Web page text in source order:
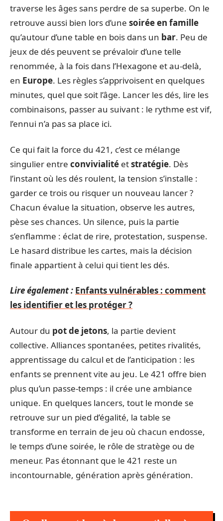
traverse les âges sans perdre de sa superbe. On le
retrouve aussi bien lors d’une soirée en famille
qu’autour d’une table en bois dans un bar. Peu de
jeux de dés peuvent se prévaloir d’une telle
renommée, à la fois dans l’Hexagone et au-delà,
en Europe. Les règles s’apprivoisent en quelques
minutes, quel que soit l’âge. Lancer les dés, lire les
combinaisons, passer au suivant : le rythme est vif,
l’ennui n’a pas sa place ici.
Ce qui fait la force du 421, c’est ce mélange
singulier entre convivialité etstratégie. Dès
l’instant où les dés roulent, la tension s’installe :
garder ce trois ou risquer un nouveau lancer ?
Chacun évalue la situation, observe les autres,
pèse ses chances. Un silence, puis la partie
s’enflamme : éclat de rire, protestation, suspense.
Le hasard distribue les cartes, mais la décision
finale appartient à celui qui tient les dés.
Lire également : Enfants vulnérables : comment
les identifier et les protéger ?
Autour du pot de jetons, la partie devient
collective. Alliances spontanées, petites rivalités,
apprentissage du calcul et de l’anticipation : les
enfants se prennent vite au jeu. Le 421 offre bien
plus qu’un passe-temps : il crée une ambiance
unique. En quelques lancers, tout le monde se
retrouve sur un pied d’égalité, la table se
transforme en terrain de jeu où chacun endosse,
le temps d’une soirée, le rôle de stratège ou de
meneur. Pas étonnant que le 421 reste un
incontournable, génération après génération.